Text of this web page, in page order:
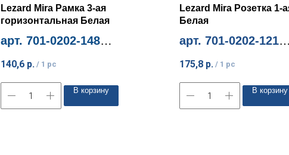
Lezard Mira Рамка 3-ая
горизонтальная Белая
арт. 701-0202-148
Миним. количество 1шт
140,6 р. / 1 pc
В корзину
Lezard Mira Розетка 1-
Белая
арт. 701-0202-121
Миним. количество 10шт
175,8 р. / 1 pc
В корзину